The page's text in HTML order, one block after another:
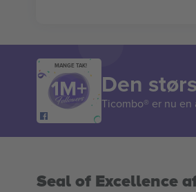
MANGE TAK!
Den
Ticombo® er nu en
Seal of Excellence